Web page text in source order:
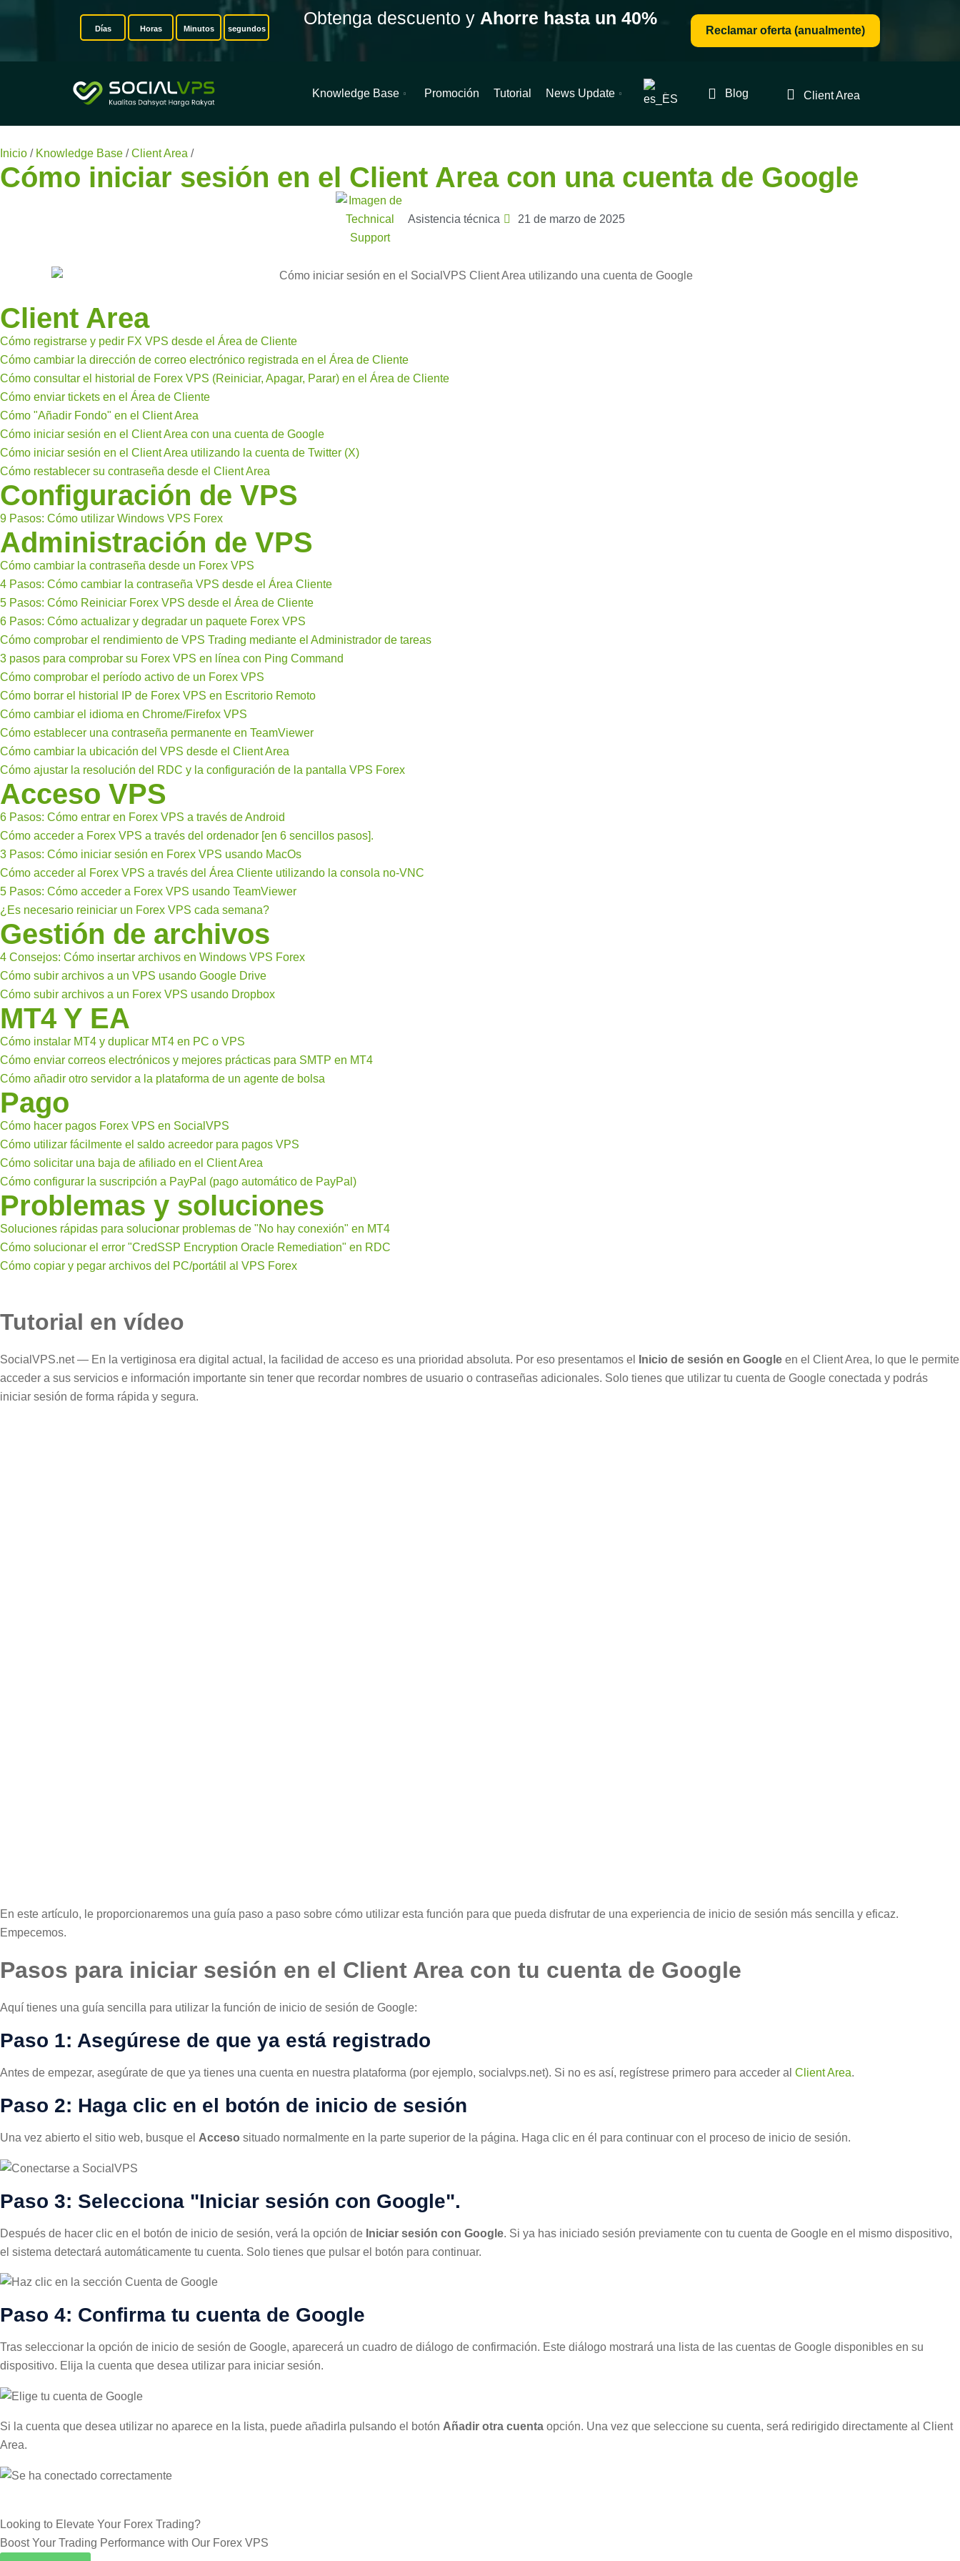
Días Horas Minutos segundos
Obtenga descuento y Ahorre hasta un 40%
Reclamar oferta (anualmente)
Knowledge Base Promoción Tutorial News Update Blog Client Area
Inicio / Knowledge Base / Client Area /Cómo iniciar sesión en el Client Area con una cuenta de Google
Cómo iniciar sesión en el Client Area con una cuenta de Google
Asistencia técnica 21 de marzo de 2025
Client Area
Cómo registrarse y pedir FX VPS desde el Área de Cliente
Cómo cambiar la dirección de correo electrónico registrada en el Área de Cliente
Cómo consultar el historial de Forex VPS (Reiniciar, Apagar, Parar) en el Área de Cliente
Cómo enviar tickets en el Área de Cliente
Cómo "Añadir Fondo" en el Client Area
Cómo iniciar sesión en el Client Area con una cuenta de Google
Cómo iniciar sesión en el Client Area utilizando la cuenta de Twitter (X)
Cómo restablecer su contraseña desde el Client Area
Configuración de VPS
9 Pasos: Cómo utilizar Windows VPS Forex
Administración de VPS
Cómo cambiar la contraseña desde un Forex VPS
4 Pasos: Cómo cambiar la contraseña VPS desde el Área Cliente
5 Pasos: Cómo Reiniciar Forex VPS desde el Área de Cliente
6 Pasos: Cómo actualizar y degradar un paquete Forex VPS
Cómo comprobar el rendimiento de VPS Trading mediante el Administrador de tareas
3 pasos para comprobar su Forex VPS en línea con Ping Command
Cómo comprobar el período activo de un Forex VPS
Cómo borrar el historial IP de Forex VPS en Escritorio Remoto
Cómo cambiar el idioma en Chrome/Firefox VPS
Cómo establecer una contraseña permanente en TeamViewer
Cómo cambiar la ubicación del VPS desde el Client Area
Cómo ajustar la resolución del RDC y la configuración de la pantalla VPS Forex
Acceso VPS
6 Pasos: Cómo entrar en Forex VPS a través de Android
Cómo acceder a Forex VPS a través del ordenador [en 6 sencillos pasos].
3 Pasos: Cómo iniciar sesión en Forex VPS usando MacOs
Cómo acceder al Forex VPS a través del Área Cliente utilizando la consola no-VNC
5 Pasos: Cómo acceder a Forex VPS usando TeamViewer
¿Es necesario reiniciar un Forex VPS cada semana?
Gestión de archivos
4 Consejos: Cómo insertar archivos en Windows VPS Forex
Cómo subir archivos a un VPS usando Google Drive
Cómo subir archivos a un Forex VPS usando Dropbox
MT4 Y EA
Cómo instalar MT4 y duplicar MT4 en PC o VPS
Cómo enviar correos electrónicos y mejores prácticas para SMTP en MT4
Cómo añadir otro servidor a la plataforma de un agente de bolsa
Pago
Cómo hacer pagos Forex VPS en SocialVPS
Cómo utilizar fácilmente el saldo acreedor para pagos VPS
Cómo solicitar una baja de afiliado en el Client Area
Cómo configurar la suscripción a PayPal (pago automático de PayPal)
Problemas y soluciones
Soluciones rápidas para solucionar problemas de "No hay conexión" en MT4
Cómo solucionar el error "CredSSP Encryption Oracle Remediation" en RDC
Cómo copiar y pegar archivos del PC/portátil al VPS Forex
Tutorial en vídeo
SocialVPS.net — En la vertiginosa era digital actual, la facilidad de acceso es una prioridad absoluta. Por eso presentamos el Inicio de sesión en Google en el Client Area, lo que le permite
acceder a sus servicios e información importante sin tener que recordar nombres de usuario o contraseñas adicionales. Solo tienes que utilizar tu cuenta de Google conectada y podrás
iniciar sesión de forma rápida y segura.
En este artículo, le proporcionaremos una guía paso a paso sobre cómo utilizar esta función para que pueda disfrutar de una experiencia de inicio de sesión más sencilla y eficaz.
Empecemos.
Pasos para iniciar sesión en el Client Area con tu cuenta de Google
Aquí tienes una guía sencilla para utilizar la función de inicio de sesión de Google:
Paso 1: Asegúrese de que ya está registrado
Antes de empezar, asegúrate de que ya tienes una cuenta en nuestra plataforma (por ejemplo, socialvps.net). Si no es así, regístrese primero para acceder al Client Area.
Paso 2: Haga clic en el botón de inicio de sesión
Una vez abierto el sitio web, busque el Acceso situado normalmente en la parte superior de la página. Haga clic en él para continuar con el proceso de inicio de sesión.
Paso 3: Selecciona "Iniciar sesión con Google".
Después de hacer clic en el botón de inicio de sesión, verá la opción de Iniciar sesión con Google. Si ya has iniciado sesión previamente con tu cuenta de Google en el mismo dispositivo,
el sistema detectará automáticamente tu cuenta. Solo tienes que pulsar el botón para continuar.
Paso 4: Confirma tu cuenta de Google
Tras seleccionar la opción de inicio de sesión de Google, aparecerá un cuadro de diálogo de confirmación. Este diálogo mostrará una lista de las cuentas de Google disponibles en su
dispositivo. Elija la cuenta que desea utilizar para iniciar sesión.
Si la cuenta que desea utilizar no aparece en la lista, puede añadirla pulsando el botón Añadir otra cuenta opción. Una vez que seleccione su cuenta, será redirigido directamente al Client
Area.
Looking to Elevate Your Forex Trading?
Boost Your Trading Performance with Our Forex VPS